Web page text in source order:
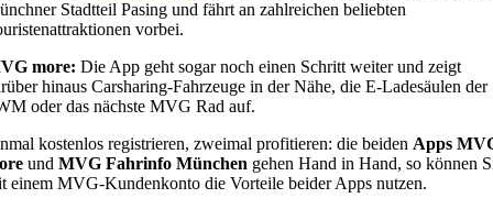
Stadtteil Pasing und fährt an zahlreichen beliebten
vorbei.
more: Die App geht sogar noch einen Schritt weiter und zeigt
hinaus Carsharing-Fahrzeuge in der Nähe, die E-Ladesäulen der
oder das nächste MVG Rad auf.
kostenlos registrieren, zweimal profitieren: die beiden Apps
und MVG Fahrinfo München gehen Hand in Hand, so können
einem MVG-Kundenkonto die Vorteile beider Apps nutzen.